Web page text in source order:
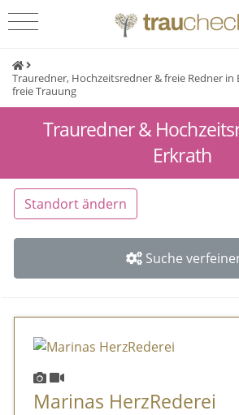
Trauredner, Hochzeitsredner & freie Redner in
freie Trauung
Trauredner &
Erkrath
Standort ändern
Suche
Marinas HerzRederei